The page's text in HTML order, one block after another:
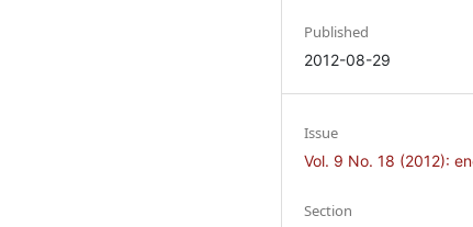
Published
2012-08-29
Issue
Vol. 9 No. 18 (2012):
Section